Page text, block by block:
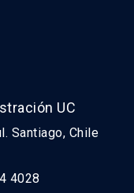
UC
Santiago, Chile
4028